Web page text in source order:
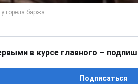
в курсе главного –
Подписаться